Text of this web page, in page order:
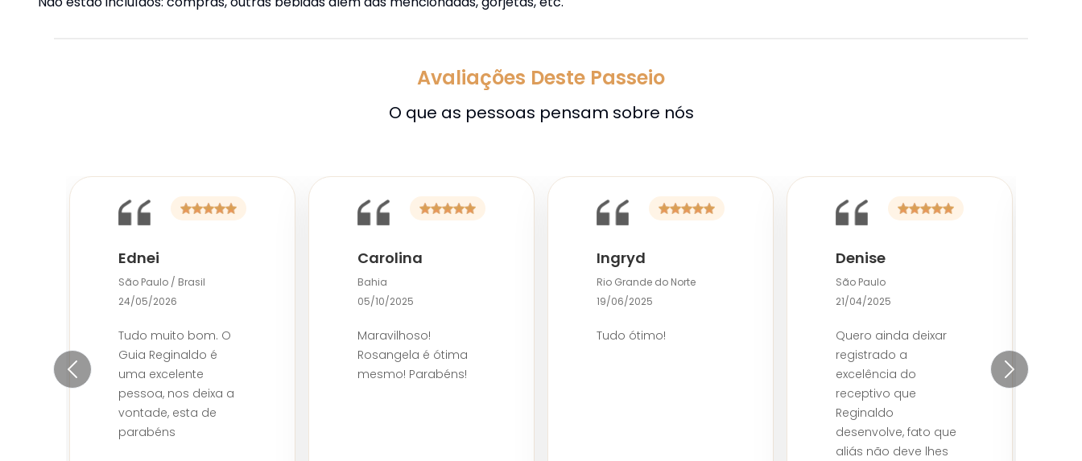
Avaliações Deste Passeio
O que as pessoas pensam sobre nós
Ednei
São Paulo / Brasil
24/05/2026
Tudo muito bom. O
Guia Reginaldo é
uma excelente
pessoa, nos deixa a
vontade, esta de
Carolina
Bahia
05/10/2025
Maravilhoso!
Rosangela é ótima
mesmo! Parabéns!
Ingryd
Rio Grande do Norte
19/06/2025
Tudo ótimo!
Denise
São Paulo
21/04/2025
Quero ainda deixar
registrado a
excelência do
receptivo que
Reginaldo
desenvolve, fato que
aliás não deve lhes
Previous slide Next slide